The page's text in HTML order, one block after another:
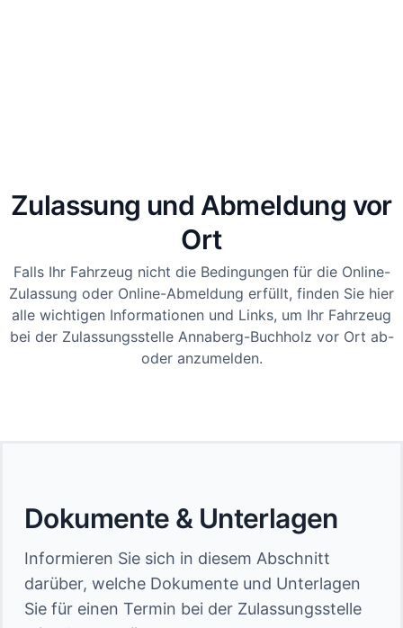
Zulassung und Abmeldung vor
Ort
Falls Ihr Fahrzeug nicht die Bedingungen für die Online-
Zulassung oder Online-Abmeldung erfüllt, finden Sie hier
alle wichtigen Informationen und Links, um Ihr Fahrzeug
bei der Zulassungsstelle Annaberg-Buchholz vor Ort ab-
oder anzumelden.
Dokumente & Unterlagen
Informieren Sie sich in diesem Abschnitt
darüber, welche Dokumente und Unterlagen
Sie für einen Termin bei der Zulassungsstelle